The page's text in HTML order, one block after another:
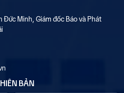
Đức Minh, Giám đốc Báo và Phát
BẢN